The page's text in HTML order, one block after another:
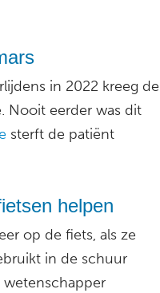
in 2022 kreeg de
Nooit eerder was dit
sterft de patiënt
helpen
op de fiets, als ze
in de schuur
wetenschapper